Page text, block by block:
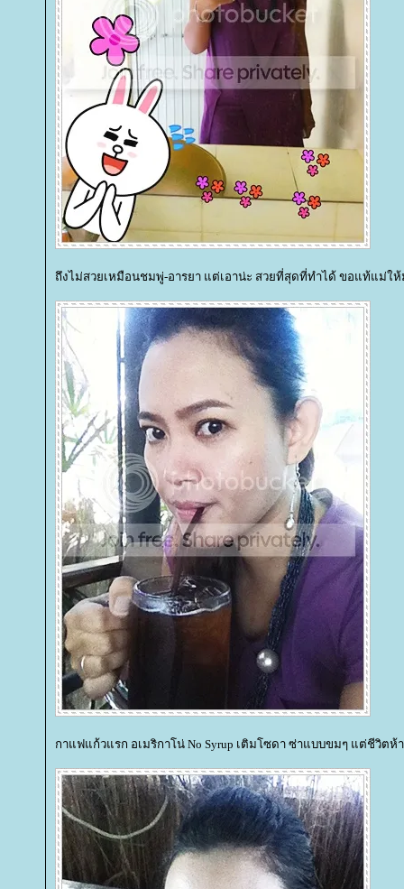
ถึงไม่สวยเหมือนชมพู่-อารยา แต่เอาน่ะ สวยที่สุดที่ทำได้ ขอแท้แม่ใ
กาแฟแก้วแรก อเมริกาโน่ No Syrup เติมโซดา ซ่าแบบขมๆ แต่ชีวิต